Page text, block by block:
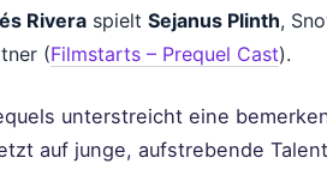
Rivera spielt Sejanus Plinth,
(Filmstarts – Prequel Cast).
unterstreicht eine
auf junge, aufstrebende